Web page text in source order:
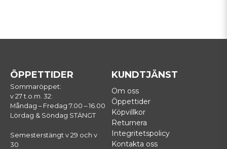
ÖPPETTIDER
Sommaröppet:
v 27 t.o.m. 32:
Måndag – Fredag 7.00 – 16.00
Lördag & Söndag STÄNGT
Semesterstängt v 29 och v
30
KUNDTJÄNST
Om oss
Öppettider
Köpvillkor
Returnera
Integritetspolicy
Kontakta oss